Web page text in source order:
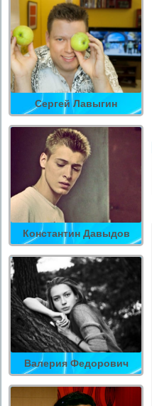
Сергей Лавыгин
Константин Давыдов
Валерия Федорович